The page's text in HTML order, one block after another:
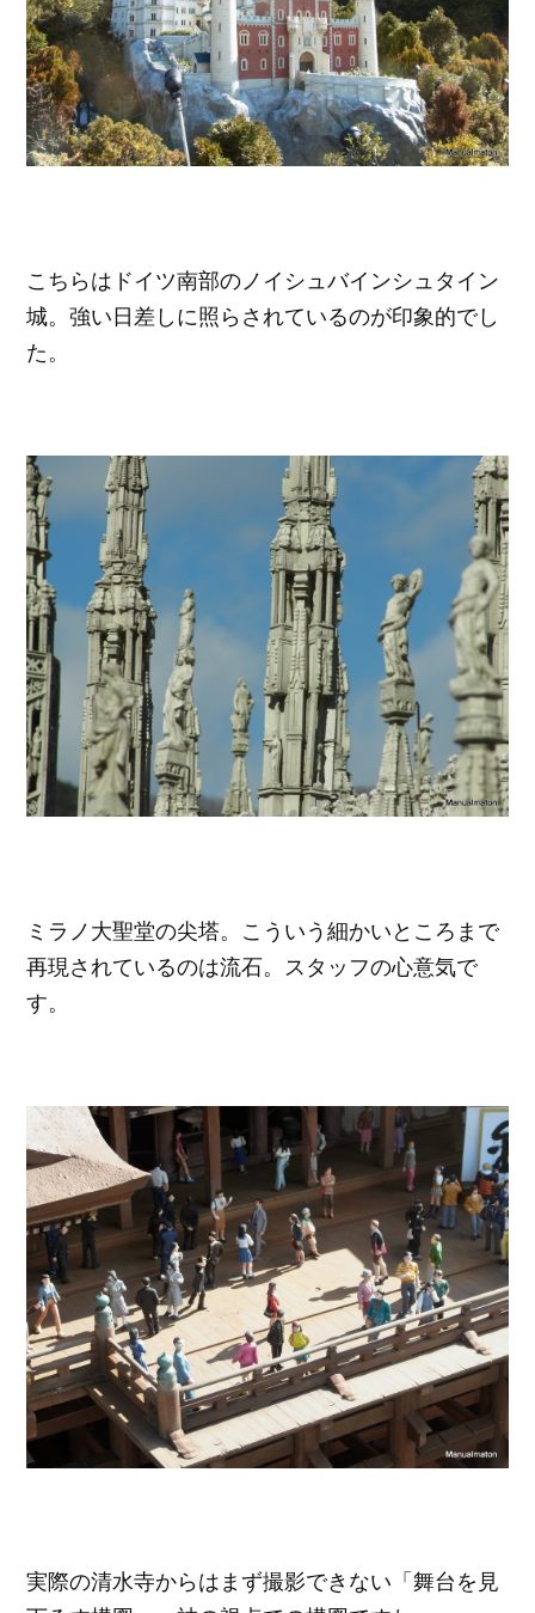
こちらはドイツ南部のノイシュバインシュタイン
城。強い日差しに照らされているのが印象的でし
た。
ミラノ大聖堂の尖塔。こういう細かいところまで
再現されているのは流石。スタッフの心意気で
す。
実際の清水寺からはまず撮影できない「舞台を見